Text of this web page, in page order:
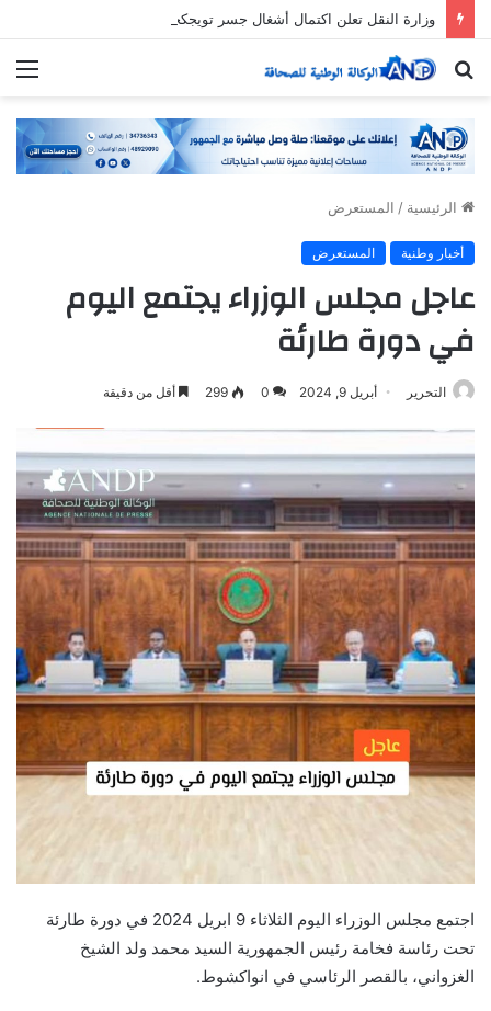
وزارة النقل تعلن اكتمال أشغال جسر تويجكجيت
بحث
الرئيسية / المستعرض
أخبار وطنية المستعرض
عاجل مجلس الوزراء يجتمع اليوم
في دورة طارئة
التحرير أبريل 9, 2024 0
299 أقل من دقيقة
اجتمع مجلس الوزراء اليوم الثلاثاء 9 ابريل 2024 في دورة طارئة
تحت رئاسة فخامة رئيس الجمهورية السيد محمد ولد الشيخ
الغزواني، بالقصر الرئاسي في انواكشوط.